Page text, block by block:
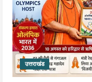
उत्तराखंड